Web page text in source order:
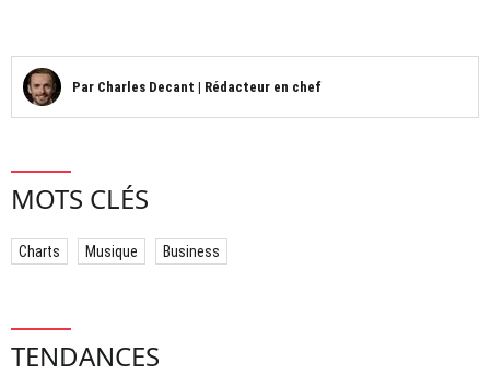
Par Charles Decant | Rédacteur en chef
MOTS CLÉS
Charts Musique Business
TENDANCES